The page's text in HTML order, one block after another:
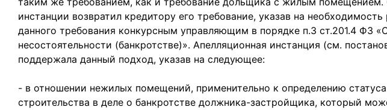
инстанции возвратил кредитору его требование, указав на
данного требования конкурсным управляющим в порядке п.3 ст.201.4 ФЗ
несостоятельности (банкротстве)». Апелляционная инстанция (см.
поддержала данный подход, указав на следующее:
- в отношении нежилых помещений, применительно к определению статуса
строительства в деле о банкротстве должника-застройщика, который